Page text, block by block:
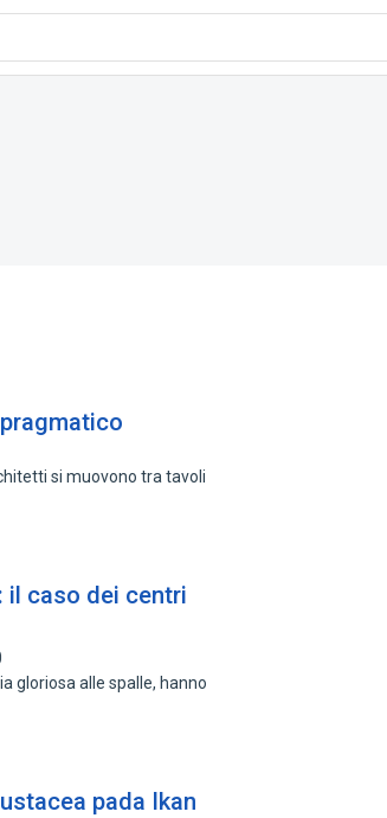
si muovono tra tavoli
il caso dei centri
gloriosa alle spalle, hanno
pada Ikan